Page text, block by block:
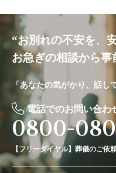
“お別れの不安を、
お急ぎの相談から事
「あなたの気がかり、話し
電話でのお問い合わ
0800-
【フリーダイヤル】葬儀のご依